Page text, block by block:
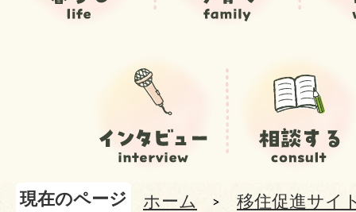
現在のページ ホーム
移住促進サイ